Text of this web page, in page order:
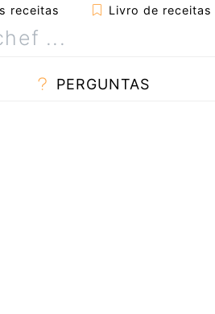
receitas Livro de receitas
PERGUNTAS